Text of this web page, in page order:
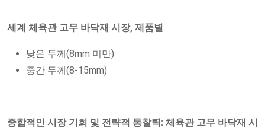
세계 체육관 고무 바닥재 시장, 제품별
낮은 두께(8mm 미만)
중간 두께(8-15mm)
종합적인 시장 기회 및 전략적 통찰력: 체육관 고무 바닥재 시